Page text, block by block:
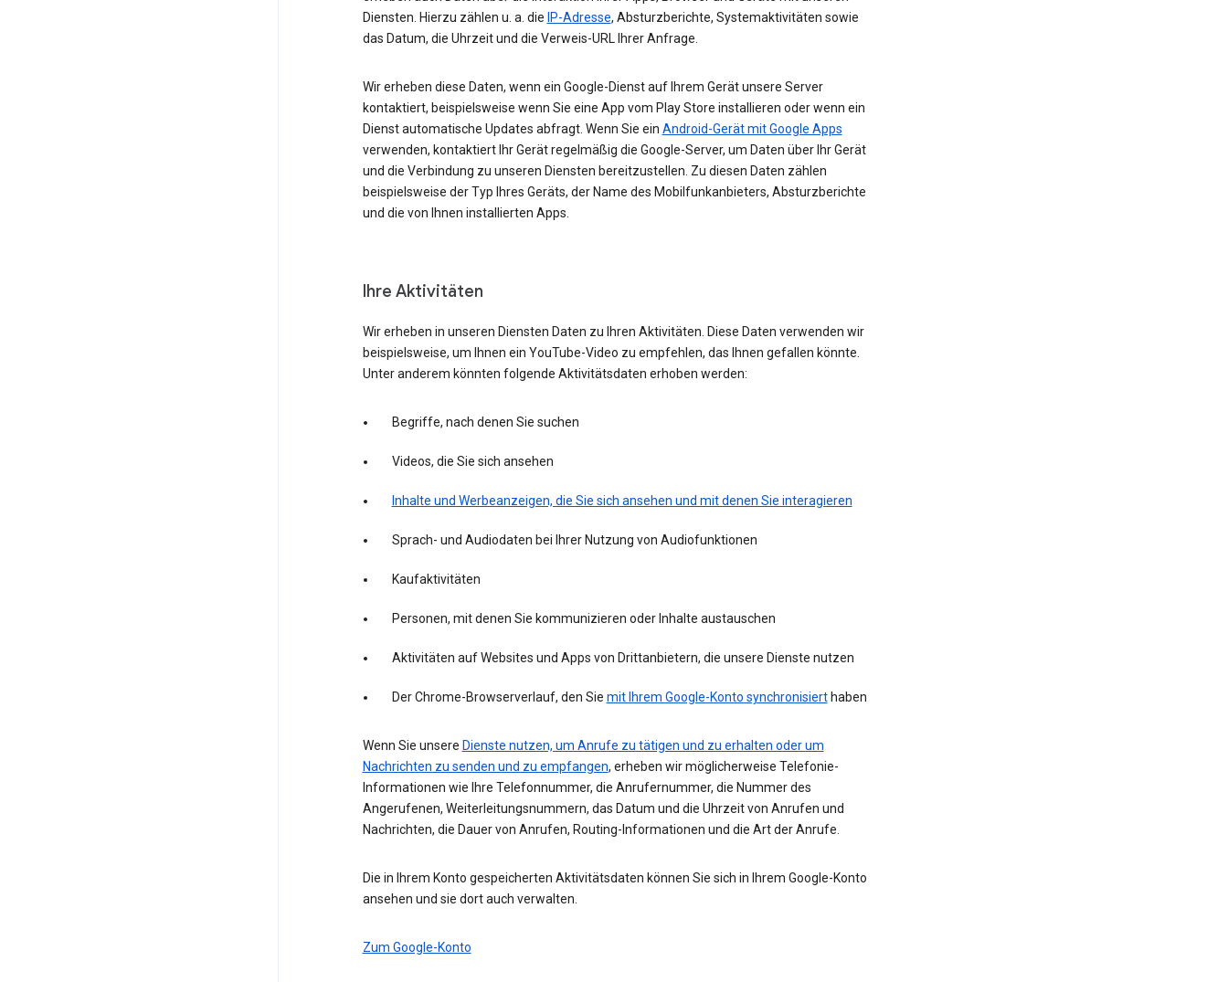
Diensten. Hierzu zählen u. a. die IP-Adresse, Absturzberichte, Systemaktivitäten sowie
das Datum, die Uhrzeit und die Verweis-URL Ihrer Anfrage.
Wir erheben diese Daten, wenn ein Google-Dienst auf Ihrem Gerät unsere Server
kontaktiert, beispielsweise wenn Sie eine App vom Play Store installieren oder wenn ein
Dienst automatische Updates abfragt. Wenn Sie ein Android-Gerät mit Google Apps
verwenden, kontaktiert Ihr Gerät regelmäßig die Google-Server, um Daten über Ihr Gerät
und die Verbindung zu unseren Diensten bereitzustellen. Zu diesen Daten zählen
beispielsweise der Typ Ihres Geräts, der Name des Mobilfunkanbieters, Absturzberichte
und die von Ihnen installierten Apps.
Ihre Aktivitäten
Wir erheben in unseren Diensten Daten zu Ihren Aktivitäten. Diese Daten verwenden wir
beispielsweise, um Ihnen ein YouTube-Video zu empfehlen, das Ihnen gefallen könnte.
Unter anderem könnten folgende Aktivitätsdaten erhoben werden:
Begriffe, nach denen Sie suchen
Videos, die Sie sich ansehen
Inhalte und Werbeanzeigen, die Sie sich ansehen und mit denen Sie interagieren
Sprach- und Audiodaten bei Ihrer Nutzung von Audiofunktionen
Kaufaktivitäten
Personen, mit denen Sie kommunizieren oder Inhalte austauschen
Aktivitäten auf Websites und Apps von Drittanbietern, die unsere Dienste nutzen
Der Chrome-Browserverlauf, den Sie mit Ihrem Google-Konto synchronisierthaben
Wenn Sie unsere Dienste nutzen, um Anrufe zu tätigen und zu erhalten oder um
Nachrichten zu senden und zu empfangen, erheben wir möglicherweise Telefonie-
Informationen wie Ihre Telefonnummer, die Anrufernummer, die Nummer des
Angerufenen, Weiterleitungsnummern, das Datum und die Uhrzeit von Anrufen und
Nachrichten, die Dauer von Anrufen, Routing-Informationen und die Art der Anrufe.
Die in Ihrem Konto gespeicherten Aktivitätsdaten können Sie sich in Ihrem Google-Konto
ansehen und sie dort auch verwalten.
Zum Google-Konto